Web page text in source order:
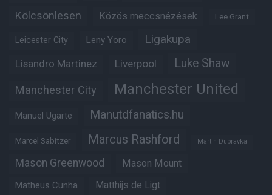
Kölcsönlesen Közös meccsnézések Lee Grant
Leicester City Leny Yoro Ligakupa
Lisandro Martinez Liverpool Luke Shaw
Manchester City Manchester United
Manuel Ugarte Manutdfanatics.hu
Marcel Sabitzer Marcus Rashford Martin Dubravka
Mason Greenwood Mason Mount
Matheus Cunha Matthijs de Ligt